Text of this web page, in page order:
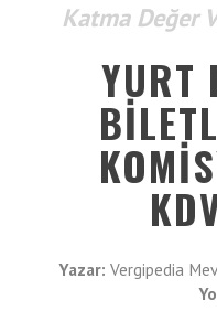
Katma Değer
YURT
Yazar: Vergipedia
İSTEDEĞİNİZ
İSTEDEĞİNİZ